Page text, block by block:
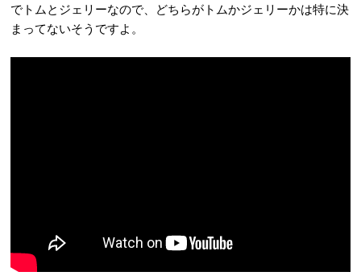
でトムとジェリーなので、どちらがトムかジェリーかは特に決
まってないそうですよ。